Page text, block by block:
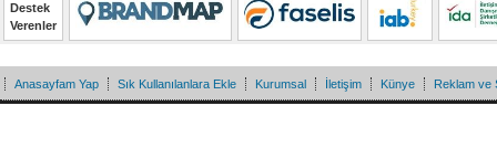
Destek
Verenler
Anasayfam Yap Sık Kullanılanlara Ekle Kurumsal İletişim Künye Reklam ve